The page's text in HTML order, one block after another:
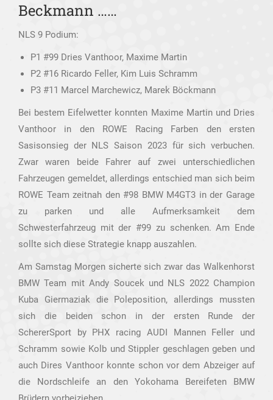
Beckmann ……
NLS 9 Podium:
P1 #99 Dries Vanthoor, Maxime Martin
P2 #16 Ricardo Feller, Kim Luis Schramm
P3 #11 Marcel Marchewicz, Marek Böckmann
Bei bestem Eifelwetter konnten Maxime Martin und Dries
Vanthoor in den ROWE Racing Farben den ersten
Sasisonsieg der NLS Saison 2023 für sich verbuchen.
Zwar waren beide Fahrer auf zwei unterschiedlichen
Fahrzeugen gemeldet, allerdings entschied man sich beim
ROWE Team zeitnah den #98 BMW M4GT3 in der Garage
zu parken und alle Aufmerksamkeit dem
Schwesterfahrzeug mit der #99 zu schenken. Am Ende
sollte sich diese Strategie knapp auszahlen.
Am Samstag Morgen sicherte sich zwar das Walkenhorst
BMW Team mit Andy Soucek und NLS 2022 Champion
Kuba Giermaziak die Poleposition, allerdings mussten
sich die beiden schon in der ersten Runde der
SchererSport by PHX racing AUDI Mannen Feller und
Schramm sowie Kolb und Stippler geschlagen geben und
auch Dires Vanthoor konnte schon vor dem Abzeiger auf
die Nordschleife an den Yokohama Bereifeten BMW